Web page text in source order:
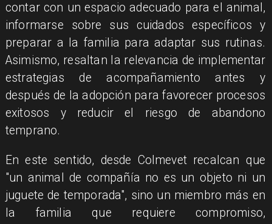
contar con un espacio adecuado para el animal,
informarse sobre sus cuidados específicos y
preparar a la familia para adaptar sus rutinas.
Asimismo, resaltan la relevancia de implementar
estrategias de acompañamiento antes y
después de la adopción para favorecer procesos
exitosos y reducir el riesgo de abandono
temprano.
En este sentido, desde Colmevet recalcan que
"un animal de compañía no es un objeto ni un
juguete de temporada", sino un miembro más en
la familia que requiere compromiso,